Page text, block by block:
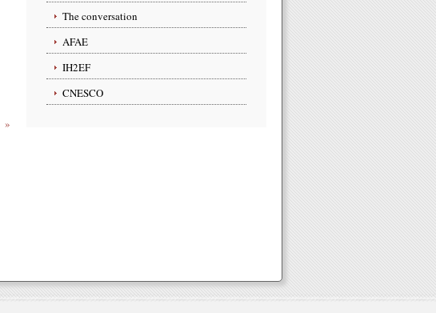
The conversation
AFAE
IH2EF
CNESCO